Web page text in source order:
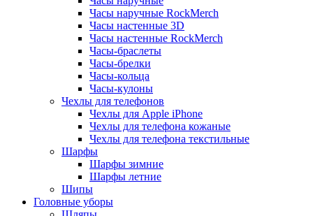
Часы наручные RockMerch
Часы настенные 3D
Часы настенные RockMerch
Часы-браслеты
Часы-брелки
Часы-кольца
Часы-кулоны
Чехлы для телефонов
Чехлы для Apple iPhone
Чехлы для телефона кожаные
Чехлы для телефона текстильные
Шарфы
Шарфы зимние
Шарфы летние
Шипы
Головные уборы